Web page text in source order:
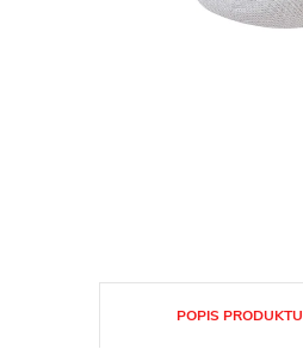
POPIS PRODUKTU